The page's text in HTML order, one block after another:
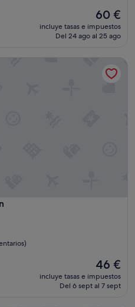
El
precio
actual
60 €
incluye tasas e impuestos
Del 24 ago al 25 ago
El
precio
actual
46 €
incluye tasas e impuestos
Del 6 sept al 7 sept